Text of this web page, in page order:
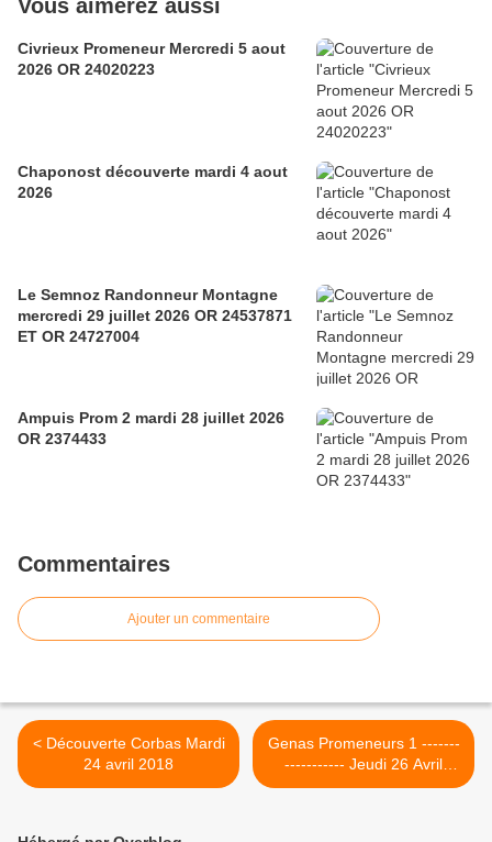
Vous aimerez aussi
Civrieux Promeneur Mercredi 5 aout
2026 OR 24020223
Chaponost découverte mardi 4 aout
2026
Le Semnoz Randonneur Montagne
mercredi 29 juillet 2026 OR 24537871
ET OR 24727004
Ampuis Prom 2 mardi 28 juillet 2026
OR 2374433
Commentaires
Ajouter un commentaire
< Découverte Corbas Mardi
24 avril 2018
Genas Promeneurs 1 -------
----------- Jeudi 26 Avril
2018 >